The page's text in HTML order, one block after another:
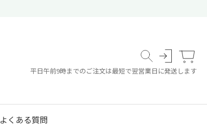
平日午前9時までのご注文は最短で翌営業日に発送します
よくある質問